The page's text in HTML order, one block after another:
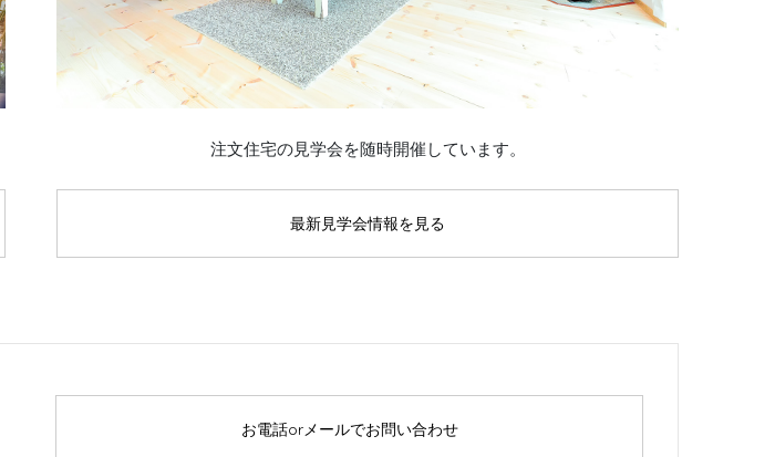
注文住宅の見学会を随時開催しています。
最新見学会情報を見る
お電話orメールでお問い合わせ